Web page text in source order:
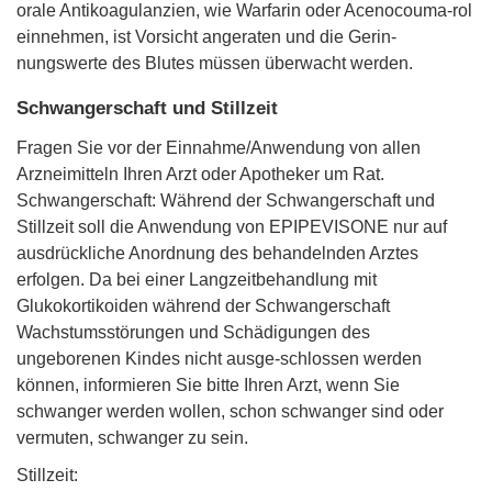
orale Antikoagulanzien, wie Warfarin oder Acenocouma-rol
einnehmen, ist Vorsicht angeraten und die Gerin-
nungswerte des Blutes müssen überwacht werden.
Schwangerschaft und Stillzeit
Fragen Sie vor der Einnahme/Anwendung von allen
Arzneimitteln Ihren Arzt oder Apotheker um Rat.
Schwangerschaft: Während der Schwangerschaft und
Stillzeit soll die Anwendung von EPIPEVISONE nur auf
ausdrückliche Anordnung des behandelnden Arztes
erfolgen. Da bei einer Langzeitbehandlung mit
Glukokortikoiden während der Schwangerschaft
Wachstumsstörungen und Schädigungen des
ungeborenen Kindes nicht ausge-schlossen werden
können, informieren Sie bitte Ihren Arzt, wenn Sie
schwanger werden wollen, schon schwanger sind oder
vermuten, schwanger zu sein.
Stillzeit: